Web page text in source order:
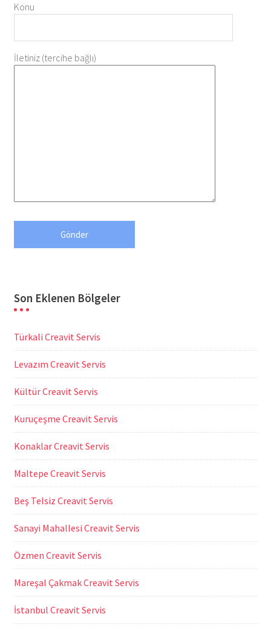
Konu
İletiniz (tercihe bağlı)
Son Eklenen Bölgeler
Türkali Creavit Servis
Levazım Creavit Servis
Kültür Creavit Servis
Kuruçeşme Creavit Servis
Konaklar Creavit Servis
Maltepe Creavit Servis
Beş Telsiz Creavit Servis
Sanayi Mahallesi Creavit Servis
Özmen Creavit Servis
Mareşal Çakmak Creavit Servis
İstanbul Creavit Servis